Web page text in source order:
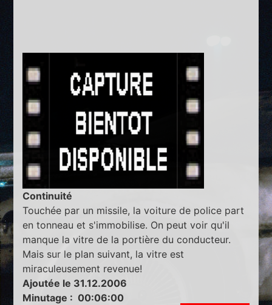
Continuité
Touchée par un missile, la voiture de police part
en tonneau et s'immobilise. On peut voir qu'il
manque la vitre de la portière du conducteur.
Mais sur le plan suivant, la vitre est
miraculeusement revenue!
Ajoutée le 31.12.2006
Minutage : 00:06:00